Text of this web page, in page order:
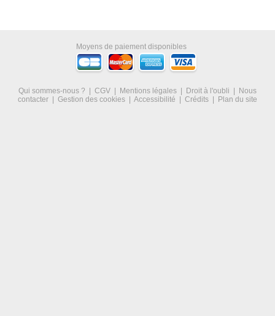
Moyens de paiement disponibles
Qui sommes-nous ? | CGV | Mentions légales | Droit à l'oubli | Nous
contacter | Gestion des cookies | Accessibilité | Crédits | Plan du site